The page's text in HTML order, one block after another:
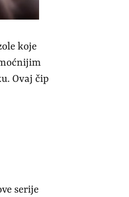
koje
Ovaj čip
serije